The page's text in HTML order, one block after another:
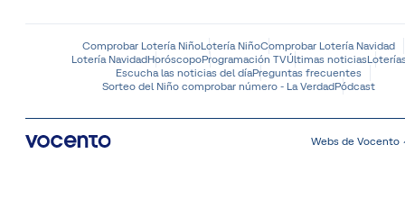
Comprobar Lotería NiñoLotería NiñoComprobar Lotería Navidad
Lotería NavidadHoróscopoProgramación TVÚltimas noticias
Escucha las noticias del díaPreguntas frecuentes
Sorteo del Niño comprobar número - La VerdadPódcast
Webs de Vocento